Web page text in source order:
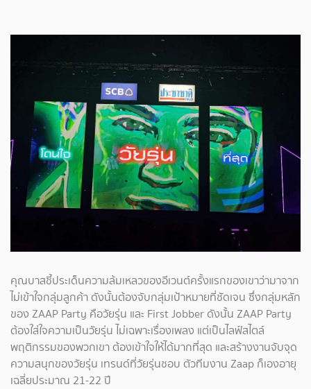
คุณบาสชี้ประเด็นความล้มเหลวของอีเวนต์ครั้งแรกของเขาว่ามาจาก
ไม่เข้าใจกลุ่มลูกค้า ดังนั้นต้องจับกลุ่มเป้าหมายที่ชัดเจน ซึ่งกลุ่มหลัก
ของ ZAAP Party คือวัยรุ่น และ First Jobber ดังนั้น ZAAP Party
ต้องใส่ใจความเป็นวัยรุ่น ไม่เฉพาะเรื่องเพลง แต่เป็นไลฟ์สไตล์
พฤติกรรมของพวกเขา ต้องเข้าใจให้ได้มากที่สุด และสร้างงานจับจุด
ความสนุกของวัยรุ่น เทรนด์ที่วัยรุ่นชอบ ตัวทีมงาน Zaap ก็เองอายุ
เฉลี่ยประมาณ 21-22 ปี